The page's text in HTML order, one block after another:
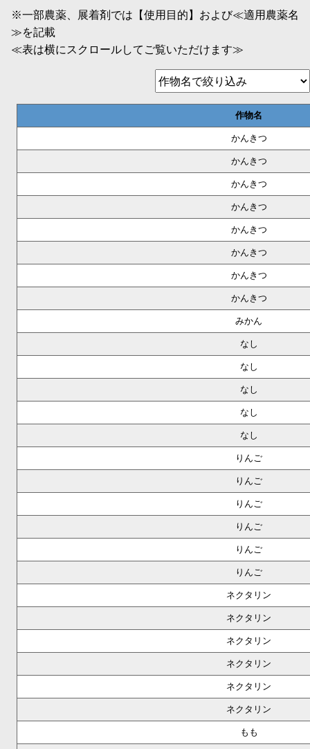
※一部農薬、展着剤では【使用目的】および≪適用農薬名
≫を記載
≪表は横にスクロールしてご覧いただけます≫
作物名
かんきつ
かんきつ
かんきつ
かんきつ
かんきつ
かんきつ
かんきつ
かんきつ
みかん
なし
なし
なし
なし
なし
りんご
りんご
りんご
りんご
りんご
りんご
ネクタリン
ネクタリン
ネクタリン
ネクタリン
ネクタリン
ネクタリン
もも